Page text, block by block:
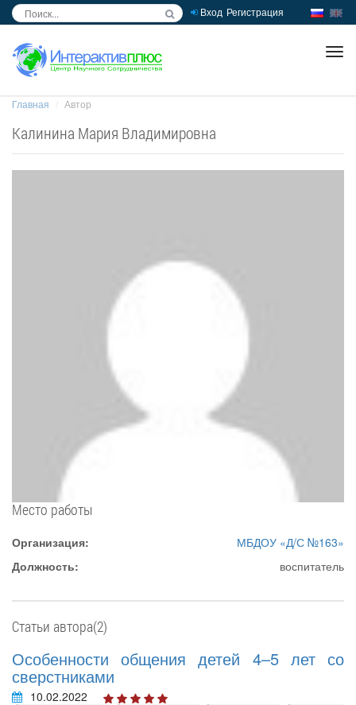
Вход Регистрация
Главная Автор
Калинина Мария Владимировна
Место работы
Организация:
МБДОУ «‎Д/С №163»
Должность:
воспитатель
Статьи автора(2)
Особенности общения детей 4–5 лет со
сверстниками
10.02.2022